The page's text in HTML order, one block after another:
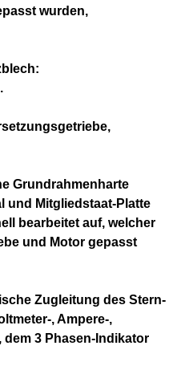
wurden,
Grundrahmenharte
und Mitgliedstaat-Platte
bearbeitet auf, welcher
und Motor gepasst
Zugleitung des Stern-
, Ampere-,
3 Phasen-Indikator